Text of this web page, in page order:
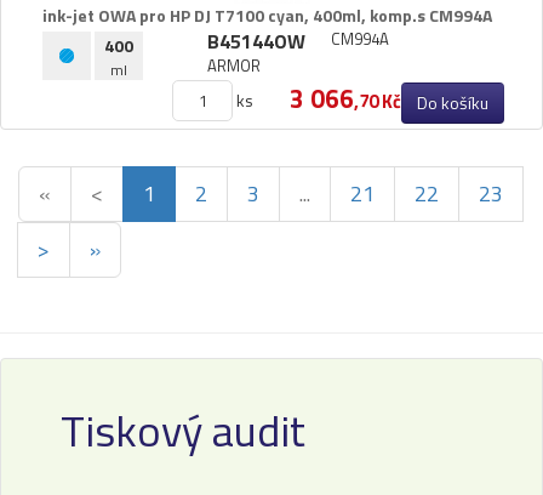
ink-​jet OWA pro HP DJ T7100 cyan,​ 400ml,​ komp.​s CM994A
400
ml
B45144OW
ARMOR
CM994A
ks 3 066,70 Kč Do košíku
« < 1 2 3 ... 21 22
23
>
»
Tiskový audit